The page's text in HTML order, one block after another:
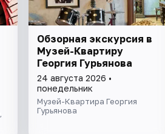
Обзорная экскурсия в
Музей-Квартиру
Георгия Гурьянова
24 августа 2026 •
понедельник
Музей-Квартира Георгия
Гурьянова